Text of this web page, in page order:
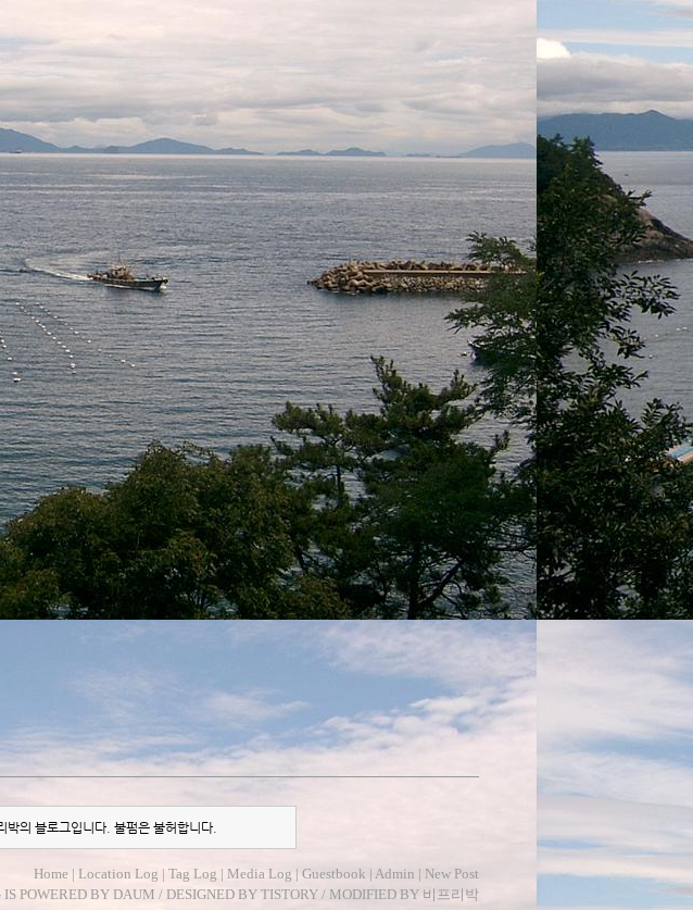
박의 블로그입니다. 불펌은 불허합니다.
Home | Location Log | Tag Log | Media Log | Guestbook | Admin | New Post
IS POWERED BY DAUM / DESIGNED BY TISTORY / MODIFIED BY 비프리박